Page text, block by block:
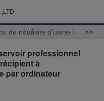
de nousVisite d'usine >>
professionnel
à
par ordinateur